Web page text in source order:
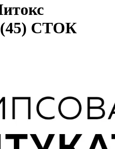
(45) СТОК